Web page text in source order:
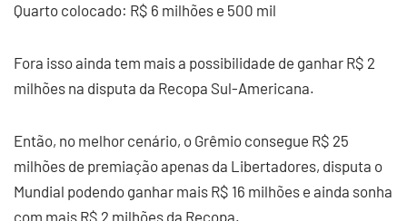
Quarto colocado: R$ 6 milhões e 500 mil
Fora isso ainda tem mais a possibilidade de ganhar R$ 2
milhões na disputa da Recopa Sul-Americana.
Então, no melhor cenário, o Grêmio consegue R$ 25
milhões de premiação apenas da Libertadores, disputa o
Mundial podendo ganhar mais R$ 16 milhões e ainda sonha
com mais R$ 2 milhões da Recopa.